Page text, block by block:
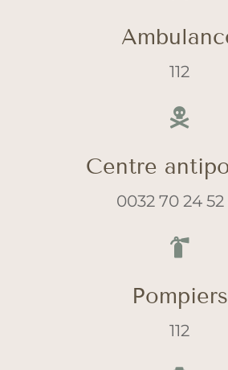
112

Centre
0032 70 24 52

Pompiers
112